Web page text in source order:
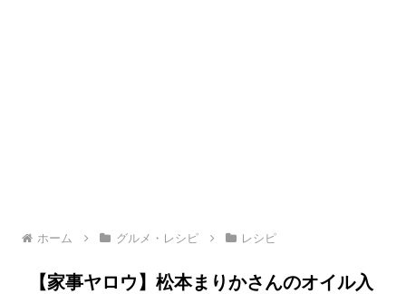
ホーム グルメ・レシピ レシピ
【家事ヤロウ】松本まりかさんのオイル入